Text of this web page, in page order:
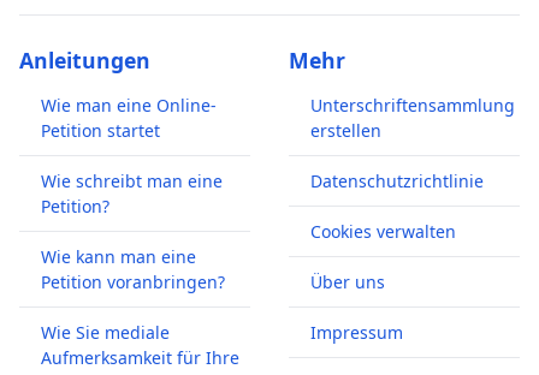
Anleitungen
Wie man eine Online-
Petition startet
Wie schreibt man eine
Petition?
Wie kann man eine
Petition voranbringen?
Wie Sie mediale
Aufmerksamkeit für Ihre
Mehr
Unterschriftensammlung
erstellen
Datenschutzrichtlinie
Cookies verwalten
Über uns
Impressum